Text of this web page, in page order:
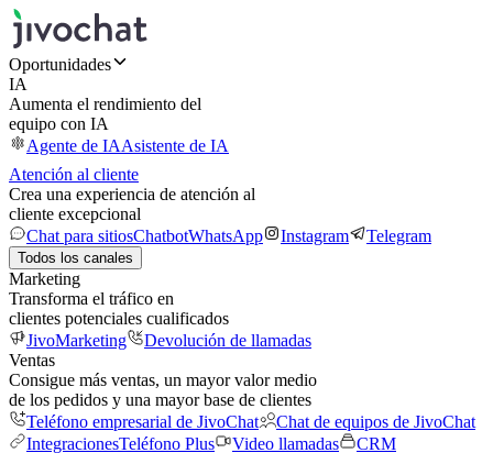
Oportunidades
IA
Aumenta el rendimiento del
equipo con IA
Agente de IAAsistente de IA
Atención al cliente
Crea una experiencia de atención al
cliente excepcional
Chat para sitiosChatbotWhatsApp Instagram Telegram
Todos los canales
Marketing
Transforma el tráfico en
clientes potenciales cualificados
JivoMarketing
Devolución de llamadas
Ventas
Consigue más ventas, un mayor valor medio
de los pedidos y una mayor base de clientes
Teléfono empresarial de JivoChat
Chat de equipos de JivoChat
IntegracionesTeléfono Plus Video llamadas
CRM